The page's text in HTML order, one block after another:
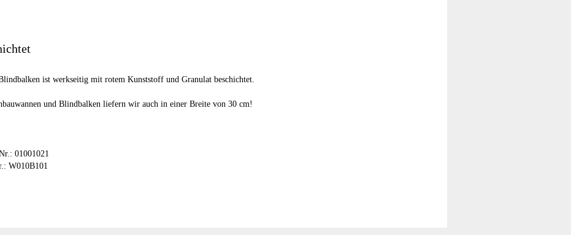
ist werkseitig mit rotem Kunststoff und Granulat beschichtet.
und Blindbalken liefern wir auch in einer Breite von 30 cm!
01001021
W010B101